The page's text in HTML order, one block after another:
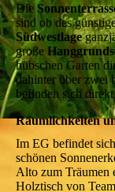
Die
sind ob des
Südwestlage
große
hübschen Garten
dahinter über zwei
befinden sich
Räumlichkeiten
Im EG befindet
schönen
Alto zum Träumen
Holztisch von